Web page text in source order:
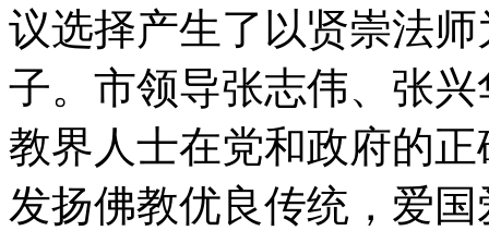
议选择产生了以贤崇法
子。市领导张志伟、张
教界人士在党和政府的
发扬佛教优良传统，爱